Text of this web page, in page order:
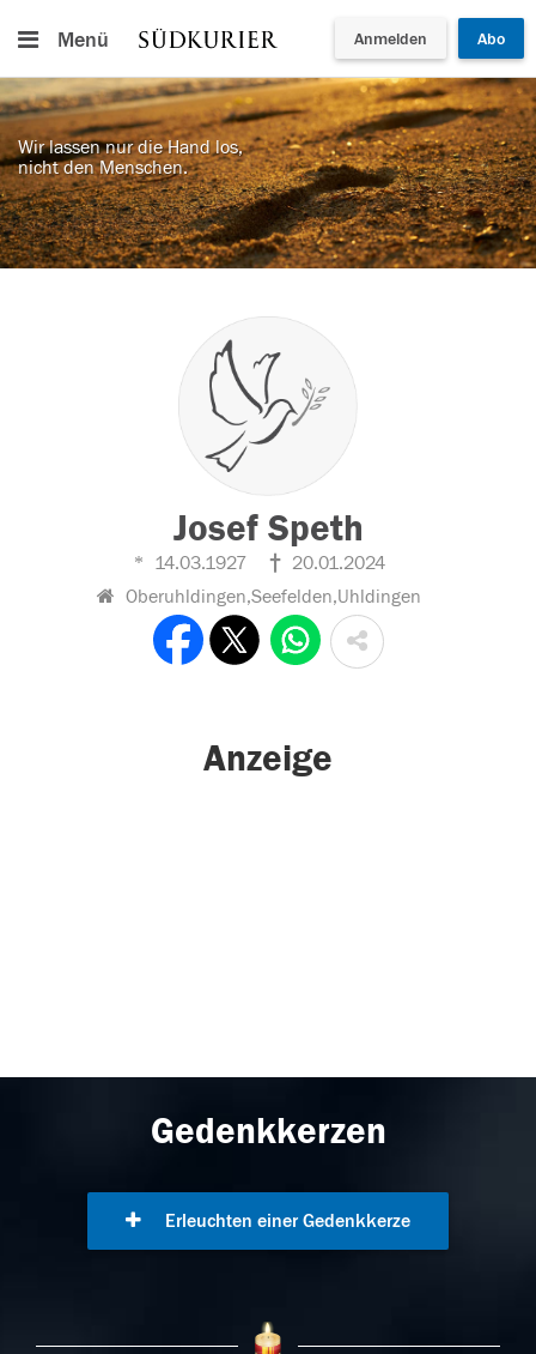
Menü Anmelden Abo
Wir lassen nur die Hand los,
nicht den Menschen.
Josef Speth
14.03.1927
20.01.2024
Oberuhldingen,Seefelden,Uhldingen
Anzeige
Gedenkkerzen
Erleuchten einer Gedenkkerze